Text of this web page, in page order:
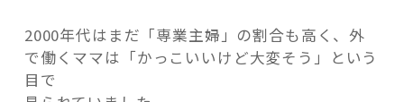
2000年代はまだ「専業主婦」の割合も高く、外
で働くママは「かっこいいけど大変そう」という
目で